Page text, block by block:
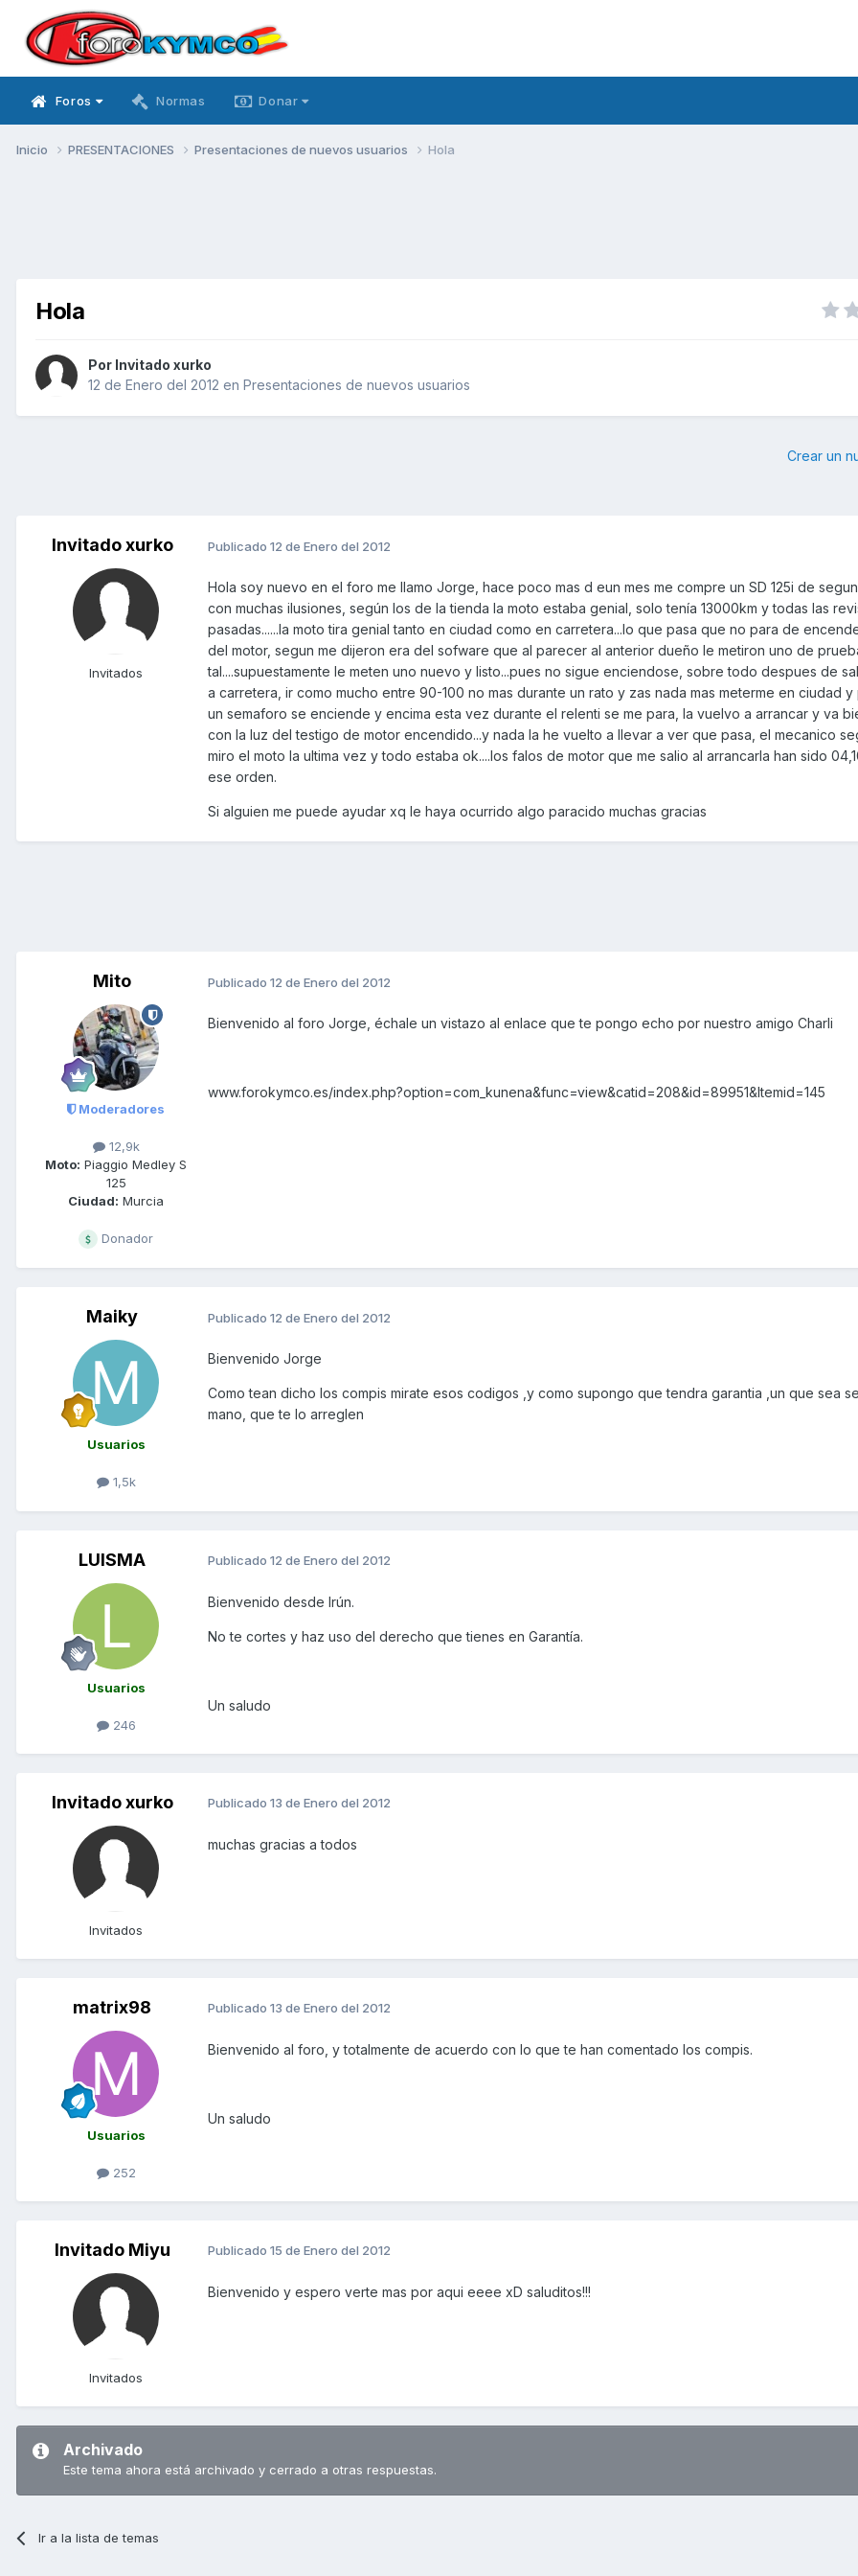
Foros Normas Donar
Inicio PRESENTACIONES Presentaciones de nuevos usuarios Hola
Hola
Por Invitado xurko
12 de Enero del 2012 en Presentaciones de nuevos usuarios
Crear un
Invitado xurko
Invitados
Publicado 12 de Enero del 2012
Hola soy nuevo en el foro me llamo Jorge, hace poco mas d eun mes me compre un SD 125i de
con muchas ilusiones, según los de la tienda la moto estaba genial, solo tenía 13000km y todas las
pasadas......la moto tira genial tanto en ciudad como en carretera...lo que pasa que no para de
del motor, segun me dijeron era del sofware que al parecer al anterior dueño le metiron uno de
tal....supuestamente le meten uno nuevo y listo...pues no sigue enciendose, sobre todo despues de
a carretera, ir como mucho entre 90-100 no mas durante un rato y zas nada mas meterme en ciudad y
un semaforo se enciende y encima esta vez durante el relenti se me para, la vuelvo a arrancar y va
con la luz del testigo de motor encendido...y nada la he vuelto a llevar a ver que pasa, el mecanico
miro el moto la ultima vez y todo estaba ok....los falos de motor que me salio al arrancarla han sido
ese orden.
Si alguien me puede ayudar xq le haya ocurrido algo paracido muchas gracias
Mito
Moderadores
12,9k
Moto: Piaggio Medley S
125
Ciudad: Murcia
Donador
Publicado 12 de Enero del 2012
Bienvenido al foro Jorge, échale un vistazo al enlace que te pongo echo por nuestro amigo Charli
www.forokymco.es/index.php?option=com_kunena&func=view&catid=208&id=89951&Itemid=145
Maiky
Usuarios
1,5k
Publicado 12 de Enero del 2012
Bienvenido Jorge
Como tean dicho los compis mirate esos codigos ,y como supongo que tendra garantia ,un que sea
mano, que te lo arreglen
LUISMA
Usuarios
246
Publicado 12 de Enero del 2012
Bienvenido desde Irún.
No te cortes y haz uso del derecho que tienes en Garantía.
Un saludo
Invitado xurko
Invitados
Publicado 13 de Enero del 2012
muchas gracias a todos
matrix98
Usuarios
252
Publicado 13 de Enero del 2012
Bienvenido al foro, y totalmente de acuerdo con lo que te han comentado los compis.
Un saludo
Invitado Miyu
Invitados
Publicado 15 de Enero del 2012
Bienvenido y espero verte mas por aqui eeee xD saluditos!!!
Archivado
Este tema ahora está archivado y cerrado a otras respuestas.
Ir a la lista de temas